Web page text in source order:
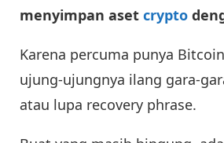
menyimpan aset crypto
Karena percuma punya
ujung-ujungnya ilang gara-
atau lupa recovery phrase.